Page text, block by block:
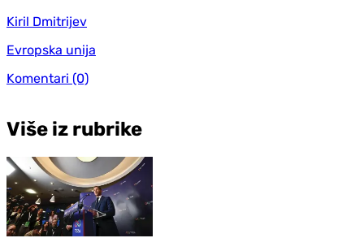
Kiril Dmitrijev
Evropska unija
Komentari (0)
Više iz rubrike